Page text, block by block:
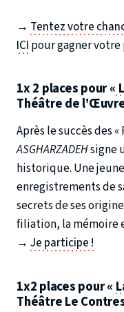
→ Tentez votre
ICI pour gagner
1x 2 places pour «
Théâtre de
Après le succès des
ASGHARZADEHsigne
historique. Une
enregistrements de
secrets de ses
filiation, la mémoire
→ Je participe !
1x2 places pour «
Théâtre Le